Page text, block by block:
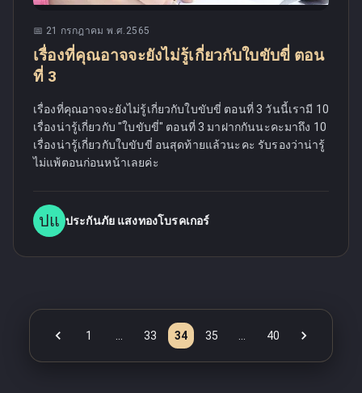
📅 21 กรกฎาคม พ.ศ.2565
เรื่องที่คุณอาจจะยังไม่รู้เกี่ยวกับใบขับขี่ ตอน
ที่ 3
เรื่องที่คุณอาจจะยังไม่รู้เกี่ยวกับใบขับขี่ ตอนที่ 3 วันนี้เรามี 10
เรื่องน่ารู้เกี่ยวกับ "ใบขับขี่" ตอนที่ 3 มาฝากกันนะคะมาถึง 10
เรื่องน่ารู้เกี่ยวกับใบขับขี่ อนสุดท้ายแล้วนะคะ รับรองว่าน่ารู้
ไม่แพ้ตอนก่อนหน้าเลยค่ะ
ปแ ประกันภัย แสงทองโบรคเกอร์
1 33 34 35 40